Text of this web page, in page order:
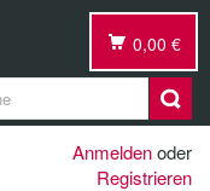
0,00 €
Anmeldenoder
Registrieren